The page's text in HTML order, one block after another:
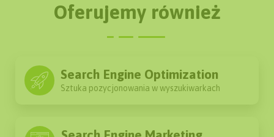
Monitoring pozycji
Miesięczne raporty
ZAPYTAJ
Oferujemy również
Search Engine Optimization
Sztuka pozycjonowania w wyszukiwarkach